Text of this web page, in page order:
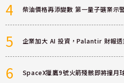
4 柴油價格再添變數 第一量子礦業示
5 企業加大 AI 投資，Palantir 財報透
6 SpaceX獵鷹9號火箭殘骸即將撞